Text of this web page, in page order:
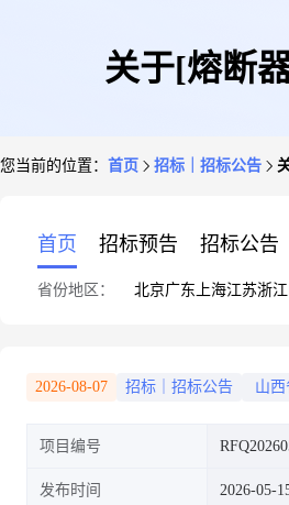
关于[熔断
您当前的位置： 首页 招标｜招标公告
首页 招标预告 招标公告
省份地区： 北京广东 上海江苏浙江
2026-08-07 招标｜招标公告 山西
项目编号
发布时间 2026-05-